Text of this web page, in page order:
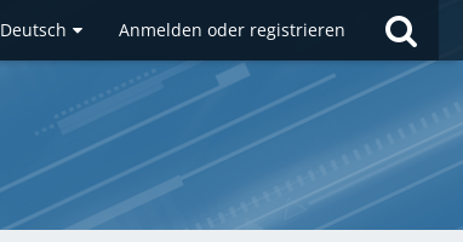
Deutsch Anmelden oder registrieren